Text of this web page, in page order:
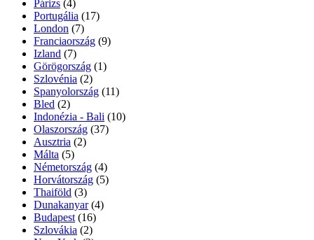
Párizs (4)
Portugália (17)
London (7)
Franciaország (9)
Izland (7)
Görögország (1)
Szlovénia (2)
Spanyolország (11)
Bled (2)
Indonézia - Bali (10)
Olaszország (37)
Ausztria (2)
Málta (5)
Németország (4)
Horvátország (5)
Thaiföld (3)
Dunakanyar (4)
Budapest (16)
Szlovákia (2)